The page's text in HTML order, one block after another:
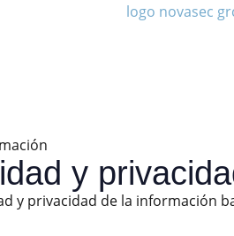
y
y privacidad de la